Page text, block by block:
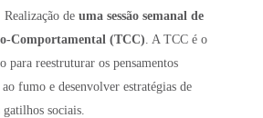
Realização de uma sessão semanal de
Comportamental (TCC) A TCC é o
para reestruturar os pensamentos
fumo e desenvolver estratégias de
gatilhos sociais